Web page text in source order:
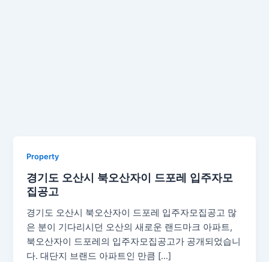
Property
경기도 오산시 북오산자이 드포레 입주자모
집공고
경기도 오산시 북오산자이 드포레 입주자모집공고 많
은 분이 기다리시던 오산의 새로운 랜드마크 아파트,
북오산자이 드포레의 입주자모집공고가 공개되었습니
다. 대단지 브랜드 아파트인 만큼 […]